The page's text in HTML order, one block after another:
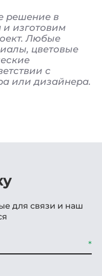
решение в
и изготовим
Любые
цветовые
с
или дизайнера.
для связи и наш